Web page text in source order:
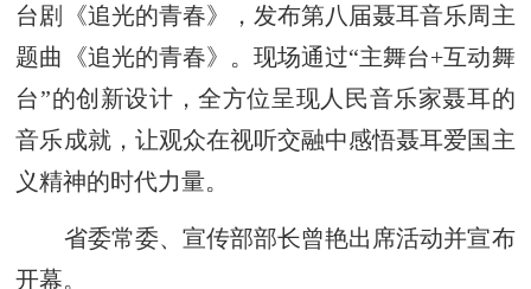
台剧《追光的青春》，发布第八届聂耳音乐周主
题曲《追光的青春》。现场通过“主舞台+互动舞
台”的创新设计，全方位呈现人民音乐家聂耳的
音乐成就，让观众在视听交融中感悟聂耳爱国主
义精神的时代力量。
省委常委、宣传部部长曾艳出席活动并宣布
开幕。